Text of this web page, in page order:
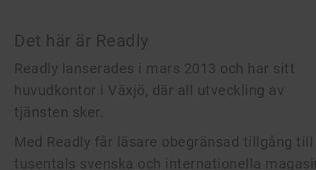
Det här är Readly
Readly lanserades i mars 2013 och har sitt
huvudkontor i Växjö, där all utveckling av
tjänsten sker.
Med Readly får läsare obegränsad tillgång till
tusentals svenska och internationella